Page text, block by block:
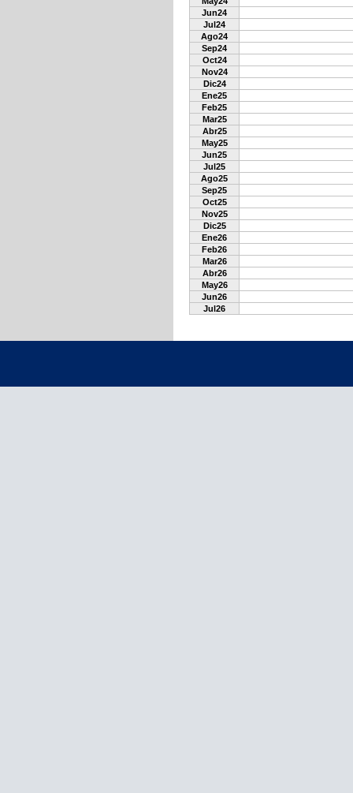
Jun24
Jul24
Ago24
Sep24
Oct24
Nov24
Dic24
Ene25
Feb25
Mar25
Abr25
May25
Jun25
Jul25
Ago25
Sep25
Oct25
Nov25
Dic25
Ene26
Feb26
Mar26
Abr26
May26
Jun26
Jul26